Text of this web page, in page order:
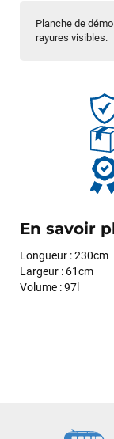
Planche de
rayures visibles.
En savoir
Longueur : 230cm
Largeur : 61cm
Volume : 97l
avec moi les